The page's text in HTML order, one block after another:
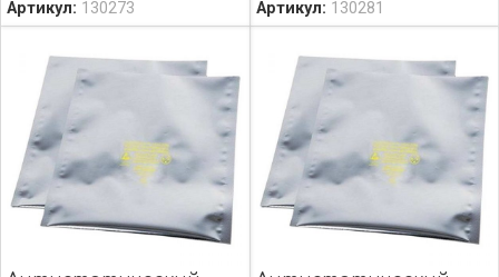
Артикул: 130273 Артикул: 130281